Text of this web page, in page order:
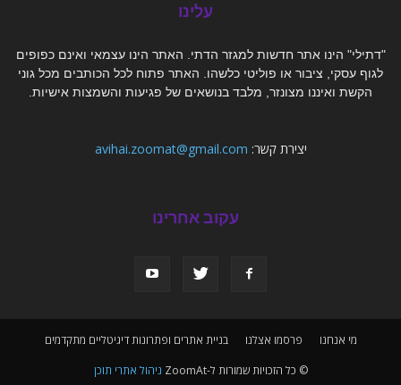
עלינו
"דתילי" הינו אתר חדשות למגזר הדתי. האתר הינו עצמאי ואינם כפופים
לגוף עסקי, ציבור או פוליטי כלשהו. האתר פתוח לכל הכותבים מכל גוני
הקשת ואיננו מצונזר, מלבד בנושאים של פגיעות והשמצות אישיות.
יצירת קשר: avihai.zoomat@gmail.com
עקוב אחרינו
מי אנחנו פרסמו אצלנו
בניית אתרים ופתרונות דיגיטליים מתקדמים
© כל הזכויות שמורות ל-ZoomAt
ניהול אתרי תוכן